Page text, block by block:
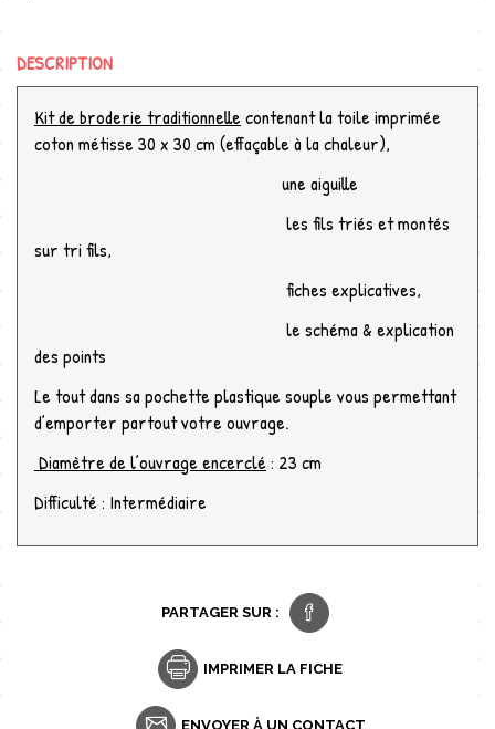
DESCRIPTION
Kit de broderie traditionnelle contenant la toile imprimée
coton métisse 30 x 30 cm (effaçable à la chaleur),
une aiguille
les fils triés et montés
sur tri fils,
fiches explicatives,
le schéma & explication
des points
Le tout dans sa pochette plastique souple vous permettant
d’emporter partout votre ouvrage.
Diamètre de l’ouvrage encerclé : 23 cm
Difficulté : Intermédiaire
PARTAGER SUR :
IMPRIMER LA FICHE
ENVOYER À UN CONTACT